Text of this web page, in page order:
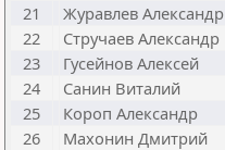
21
Журавлев Александр
22
Стручаев Александр
23
Гусейнов Алексей
24
Санин Виталий
25
Короп Александр
26
Махонин Дмитрий